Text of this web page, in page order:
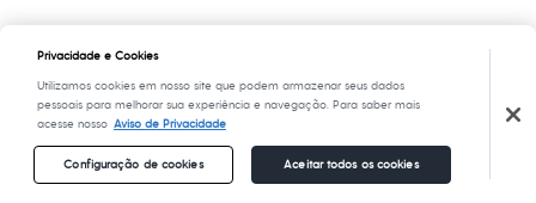
Privacidade e Cookies
Utilizamos cookies em nosso site que podem armazenar seus dados
pessoais para melhorar sua experiência e navegação. Para saber mais
acesse nosso Aviso de Privacidade
Configuração de cookies Aceitar todos os cookies